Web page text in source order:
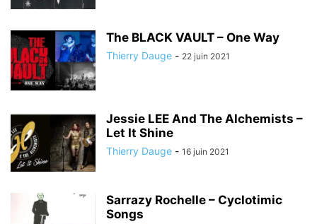
The BLACK VAULT – One Way
Thierry Dauge - 22 juin 2021
Jessie LEE And The Alchemists –
Let It Shine
Thierry Dauge - 16 juin 2021
Sarrazy Rochelle – Cyclotimic
Songs